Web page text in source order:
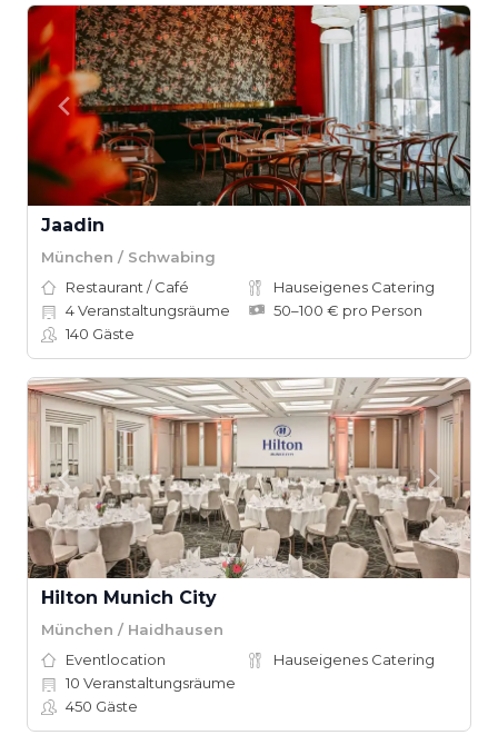
Jaadin
München / Schwabing
Restaurant / Café
Hauseigenes Catering
4Veranstaltungsräume
50–100 € pro Person
140 Gäste
Hilton Munich City
München / Haidhausen
Eventlocation
Hauseigenes Catering
10 Veranstaltungsräume
450 Gäste